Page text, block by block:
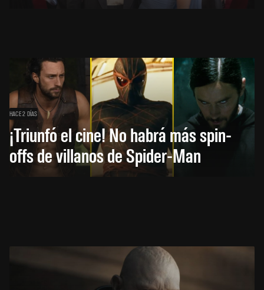
HACE 2 DÍAS
¡Triunfó el cine! No habrá más spin-
offs de villanos de Spider-Man